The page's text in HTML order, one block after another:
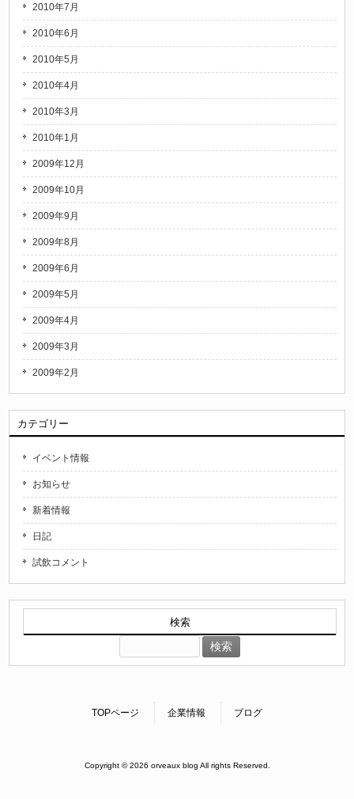
2010年7月
2010年6月
2010年5月
2010年4月
2010年3月
2010年1月
2009年12月
2009年10月
2009年9月
2009年8月
2009年6月
2009年5月
2009年4月
2009年3月
2009年2月
カテゴリー
イベント情報
お知らせ
新着情報
日記
試飲コメント
検索
索:
TOPページ 企業情報 ブログ
Copyright © 2026 orveaux blog All rights Reserved.